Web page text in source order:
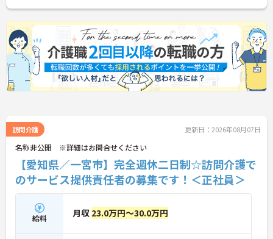
訪問介護 更新日：2026年08月07日
名称非公開 ※詳細はお問合せください
【愛知県／一宮市】完全週休二日制☆訪問介護で
のサービス提供責任者の募集です！＜正社員＞
給料 月収 23.0万円～30.0万円